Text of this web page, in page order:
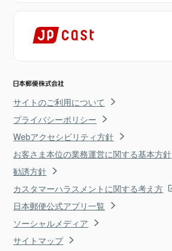
サイトのご利用について
プライバシーポリシー
Webアクセシビリティ方針
お客さま本位の業務運営に関する基本方針
勧誘方針
カスタマーハラスメントに関する考え方
日本郵便公式アプリ一覧
ソーシャルメディア
サイトマップ